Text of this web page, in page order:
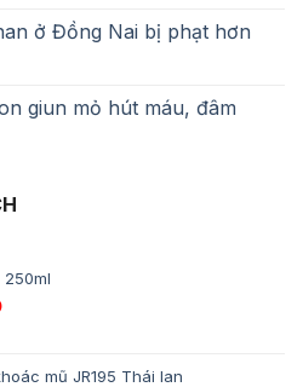
ở Đồng Nai bị phạt hơn
giun mỏ hút máu, đâm
mũ JR195 Thái lan